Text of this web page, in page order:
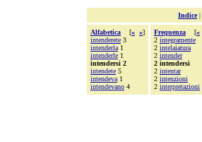
Indice|
Alfabetica [« »]
intenderete 3
intenderla 1
intenderle 1
intendersi 2
intendete 5
intendeva 1
intendevano 4
Frequenza [«
2 integramente
2 intelaiatura
2 intender
2 intendersi
2 intentar
2 intenzioni
2 interpretazioni